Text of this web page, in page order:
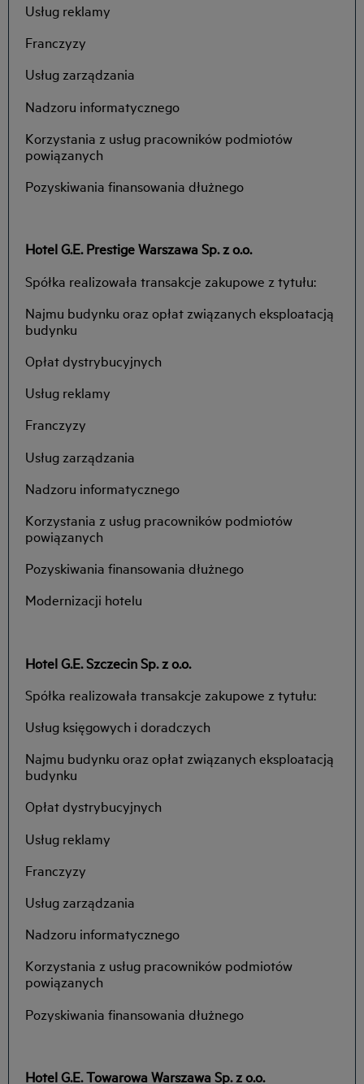
Usług reklamy
Franczyzy
Usług zarządzania
Nadzoru informatycznego
Korzystania z usług pracowników podmiotów
powiązanych
Pozyskiwania finansowania dłużnego
Hotel G.E. Prestige Warszawa Sp. z o.o.
Spółka realizowała transakcje zakupowe z tytułu:
Najmu budynku oraz opłat związanych eksploatacją
budynku
Opłat dystrybucyjnych
Usług reklamy
Franczyzy
Usług zarządzania
Nadzoru informatycznego
Korzystania z usług pracowników podmiotów
powiązanych
Pozyskiwania finansowania dłużnego
Modernizacji hotelu
Hotel G.E. Szczecin Sp. z o.o.
Spółka realizowała transakcje zakupowe z tytułu:
Usług księgowych i doradczych
Najmu budynku oraz opłat związanych eksploatacją
budynku
Opłat dystrybucyjnych
Usług reklamy
Franczyzy
Usług zarządzania
Nadzoru informatycznego
Korzystania z usług pracowników podmiotów
powiązanych
Pozyskiwania finansowania dłużnego
Hotel G.E. Towarowa Warszawa Sp. z o.o.